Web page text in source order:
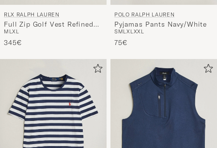
RLX RALPH LAUREN
Full Zip Golf Vest Refined
Navy
M LXL
345€
POLO RALPH LAUREN
Pyjamas Pants Navy/White
SMLXLXXL
75€